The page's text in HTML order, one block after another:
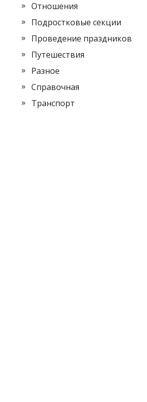
Отношения
Подростковые секции
Проведение праздников
Путешествия
Разное
Справочная
Транспорт